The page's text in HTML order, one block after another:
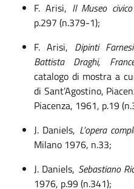
F. Arisi, Il Museo
p.297 (n.379-1);
F.Arisi, Dipinti
Battista Draghi,
catalogo di mostra a
di Sant’Agostino,
Piacenza, 1961, p.19(n.
J. Daniels, L’opera
Milano 1976, n.33;
J. Daniels, Sebastiano
1976, p.99 (n.341);